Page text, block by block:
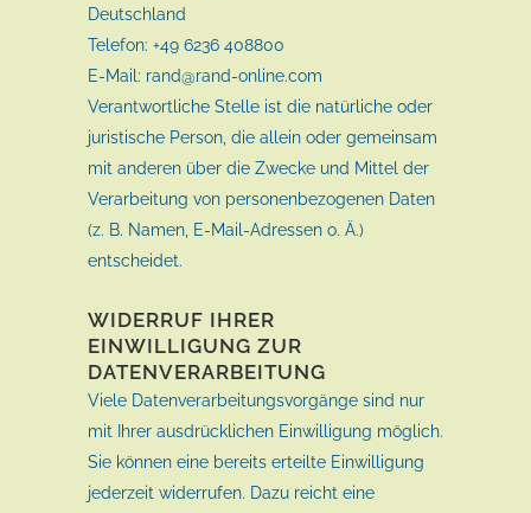
Deutschland
Telefon: +49 6236 408800
E-Mail: rand@rand-online.com
Verantwortliche Stelle ist die natürliche oder
juristische Person, die allein oder gemeinsam
mit anderen über die Zwecke und Mittel der
Verarbeitung von personenbezogenen Daten
(z. B. Namen, E-Mail-Adressen o. Ä.)
entscheidet.
WIDERRUF IHRER
EINWILLIGUNG ZUR
DATENVERARBEITUNG
Viele Datenverarbeitungsvorgänge sind nur
mit Ihrer ausdrücklichen Einwilligung möglich.
Sie können eine bereits erteilte Einwilligung
jederzeit widerrufen. Dazu reicht eine